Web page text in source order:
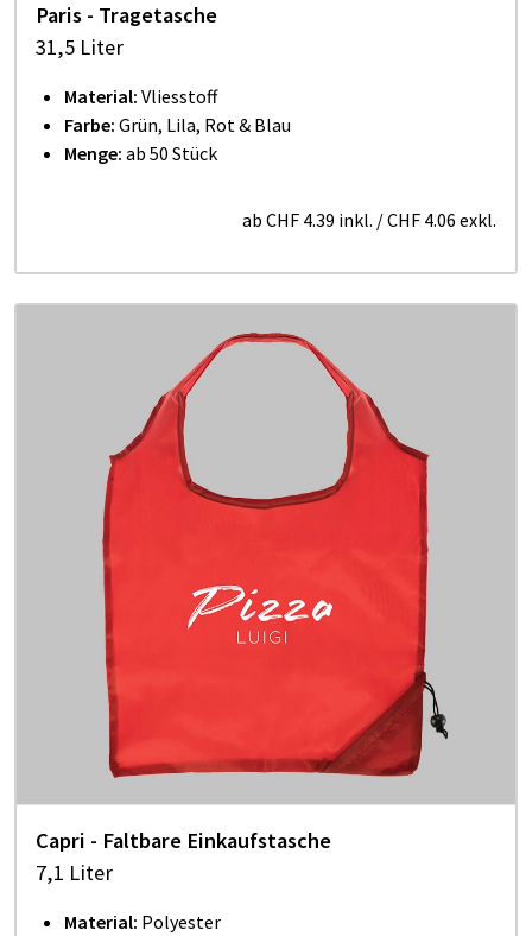
Paris - Tragetasche
31,5 Liter
Material: Vliesstoff
Farbe: Grün, Lila, Rot & Blau
Menge: ab 50 Stück
ab CHF 4.39 inkl. /CHF 4.06 exkl.
Capri - Faltbare Einkaufstasche
7,1 Liter
Material: Polyester